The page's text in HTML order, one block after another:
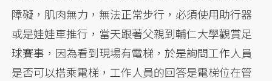
障礙，肌肉無力，無法正常步行，必須使用助行器
或是娃娃車推行，當天跟著父親到輔仁大學觀賞足
球賽事，因為看到現場有電梯，於是詢問工作人員
是否可以搭乘電梯，工作人員的回答是電梯位在管